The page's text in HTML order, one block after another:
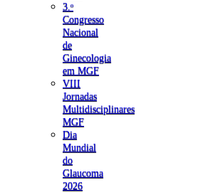
3.ᵒ
Congresso
Nacional
de
Ginecologia
em MGF
VIII
Jornadas
Multidisciplinares
MGF
Dia
Mundial
do
Glaucoma
2026